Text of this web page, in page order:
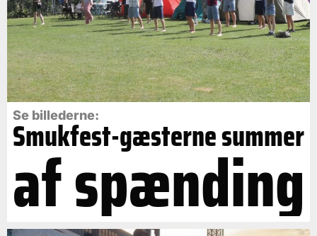
Se billederne:
Smukfest-gæsterne summer
af spænding